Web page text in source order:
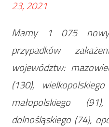
23, 2021
Mamy 1 075
przypadków
województw:
(130),
małopolskiego
dolnośląskiego (74),